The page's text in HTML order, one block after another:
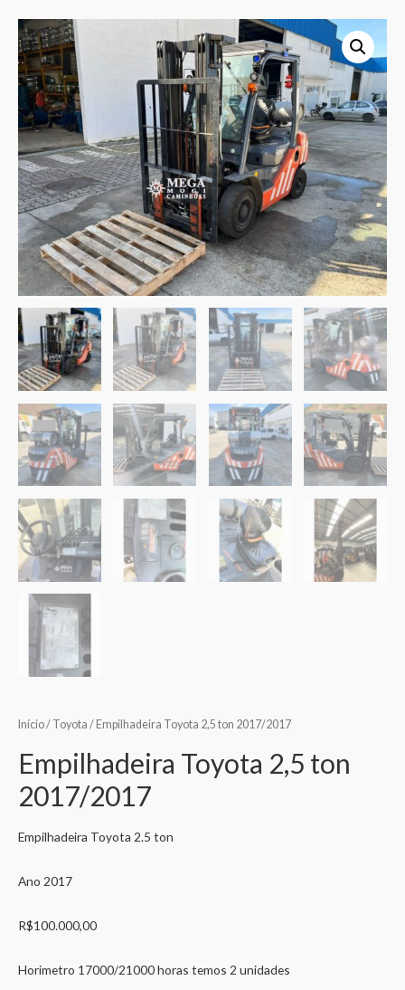
Início/ Toyota / Empilhadeira Toyota 2,5 ton 2017/2017
Empilhadeira Toyota 2,5 ton
2017/2017
Empilhadeira Toyota 2.5 ton
Ano 2017
R$100.000,00
Horimetro 17000/21000 horas temos 2 unidades